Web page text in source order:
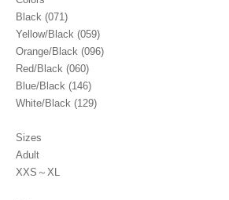
Black (071)
Yellow/Black (059)
Orange/Black (096)
Red/Black (060)
Blue/Black (146)
White/Black (129)
Sizes
Adult
XXS～XL